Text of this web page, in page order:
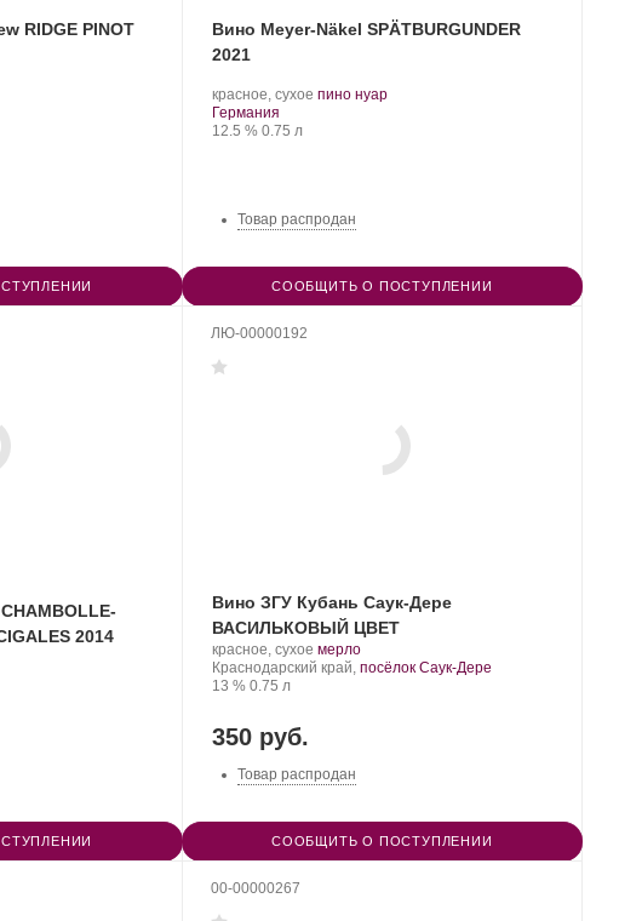
RIDGE PINOT
Вино Meyer-Näkel SPÄTBURGUNDER
2021
красное, сухое .пино нуар.
Регион:
Германия
Крепость
12.5 %. Объем
0.75 л
Товар распродан
СООБЩИТЬ О ПОСТУПЛЕНИИ
2014
ЛЮ-00000192
Вино ЗГУ Кубань Саук-Дере
ВАСИЛЬКОВЫЙ ЦВЕТ
Производитель:
Саук-
Дере.
красное, сухое .
Сорт
мерло.
Регион:
Краснодарский край, посёлок Саук-Дере
Крепость
13 %. Объем
0.75 л
350 руб.
Товар распродан
СООБЩИТЬ О ПОСТУПЛЕНИИ
00-00000267